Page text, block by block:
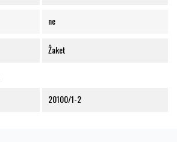
ne
Žaket
20100/1-2